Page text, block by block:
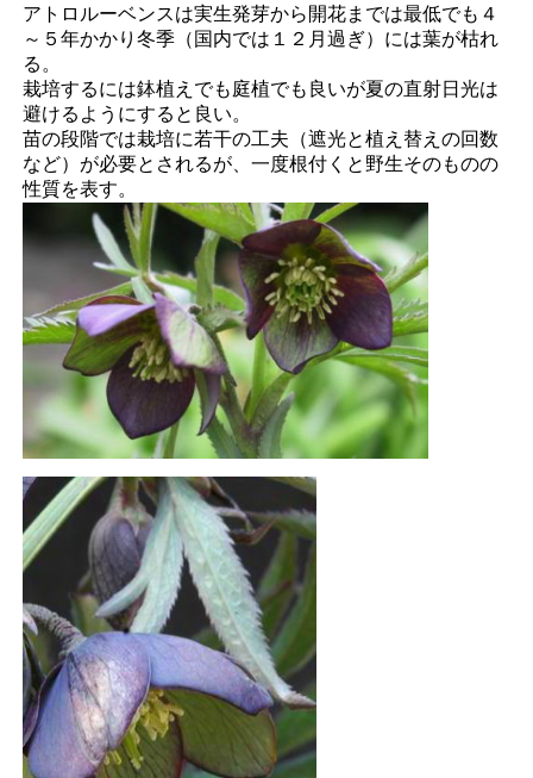
アトロルーベンスは実生発芽から開花までは最低でも４
～５年かかり冬季（国内では１２月過ぎ）には葉が枯れ
る。
栽培するには鉢植えでも庭植でも良いが夏の直射日光は
避けるようにすると良い。
苗の段階では栽培に若干の工夫（遮光と植え替えの回数
など）が必要とされるが、一度根付くと野生そのものの
性質を表す。